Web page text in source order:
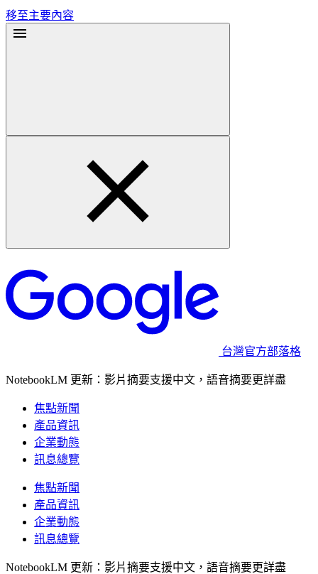
移至主要內容
台灣官方部落格
NotebookLM 更新：影片摘要支援中文，語音摘要更詳盡
焦點新聞
產品資訊
企業動態
訊息總覽
焦點新聞
產品資訊
企業動態
訊息總覽
NotebookLM 更新：影片摘要支援中文，語音摘要更詳盡